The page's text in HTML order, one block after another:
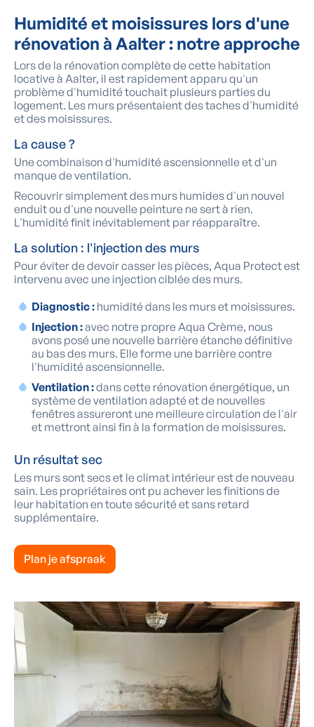
Humidité et moisissures lors d'une
rénovation à Aalter : notre approche
Lors de la rénovation complète de cette habitation
locative à Aalter, il est rapidement apparu qu'un
problème d'humidité touchait plusieurs parties du
logement. Les murs présentaient des taches d'humidité
et des moisissures.
La cause ?
Une combinaison d'humidité ascensionnelle et d'un
manque de ventilation.
Recouvrir simplement des murs humides d'un nouvel
enduit ou d'une nouvelle peinture ne sert à rien.
L'humidité finit inévitablement par réapparaître.
La solution : l'injection des murs
Pour éviter de devoir casser les pièces, Aqua Protect est
intervenu avec une injection ciblée des murs.
Diagnostic : humidité dans les murs et moisissures.
Injection :avec notre propre Aqua Crème, nous
avons posé une nouvelle barrière étanche définitive
au bas des murs. Elle forme une barrière contre
l'humidité ascensionnelle.
Ventilation :dans cette rénovation énergétique, un
système de ventilation adapté et de nouvelles
fenêtres assureront une meilleure circulation de l'air
et mettront ainsi fin à la formation de moisissures.
Un résultat sec
Les murs sont secs et le climat intérieur est de nouveau
sain. Les propriétaires ont pu achever les finitions de
leur habitation en toute sécurité et sans retard
supplémentaire.
Plan je afspraak